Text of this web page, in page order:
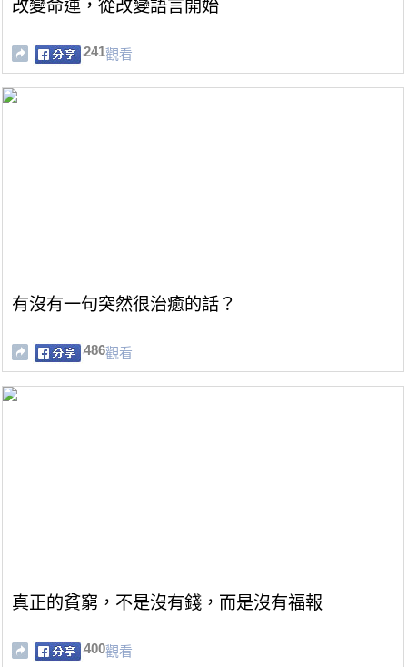
改變命運，從改變語言開始
241觀看
有沒有一句突然很治癒的話？
486觀看
真正的貧窮，不是沒有錢，而是沒有福報
400觀看